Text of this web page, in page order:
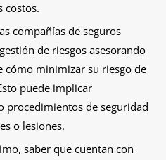
costos.
compañías de seguros
de riesgos asesorando
cómo minimizar su riesgo de
puede implicar
procedimientos de seguridad
o lesiones.
saber que cuentan con